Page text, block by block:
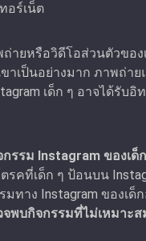
อร์เน็ต
ยหรือวิดีโอส่วนตัวของ
าเป็นอย่างมาก ภาพถ่า
เด็ก ๆ อาจได้รับ
รรม Instagram ของเด็ก
รคที่เด็ก ๆ ป้อนบน
ทาง Instagram ของเด็
พบกิจกรรมที่ไม่เหมาะ